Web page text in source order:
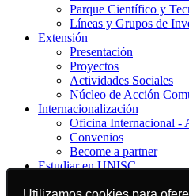
Parque Científico y
Líneas y Grupos de
Extensión
Presentación
Proyectos
Actividades Sociales
Núcleo de Acción
Internacionalización
Oficina Internacional -
Convenios
Become a partner
Estudiar en UNISC